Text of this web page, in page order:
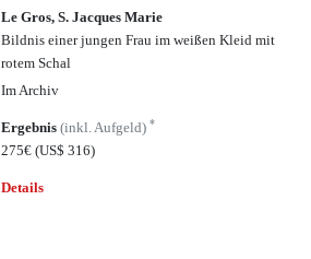
Le Gros, S. Jacques Marie
Bildnis einer jungen Frau im weißen Kleid mit
rotem Schal
Im Archiv
Ergebnis(inkl. Aufgeld)*
275€(US$ 316)
Details